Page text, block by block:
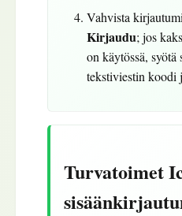
Vahvista
Kirjaudu; jos
on käytössä, syötä
tekstiviestin koodi
Turvatoimet